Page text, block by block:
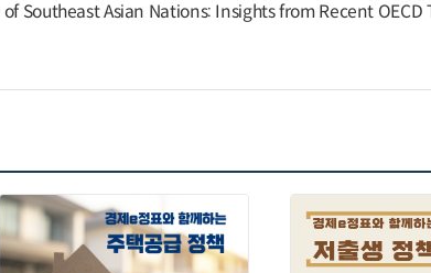
Southeast Asian Nations: Insights from Recent OECD